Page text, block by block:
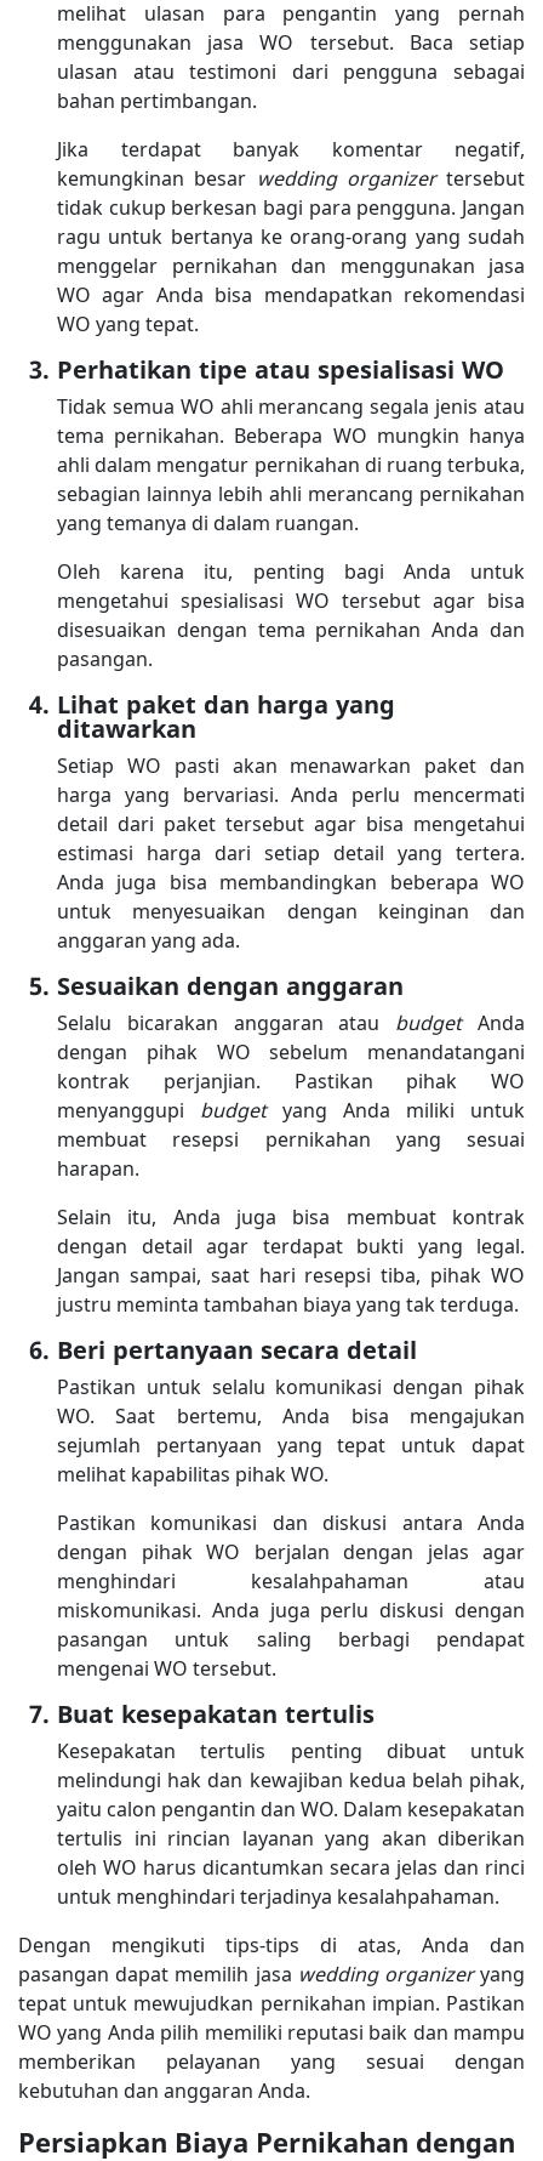
melihat ulasan para pengantin yang pernah
menggunakan jasa WO tersebut. Baca setiap
ulasan atau testimoni dari pengguna sebagai
bahan pertimbangan.
Jika terdapat banyak komentar negatif,
kemungkinan besar wedding organizer tersebut
tidak cukup berkesan bagi para pengguna. Jangan
ragu untuk bertanya ke orang-orang yang sudah
menggelar pernikahan dan menggunakan jasa
WO agar Anda bisa mendapatkan rekomendasi
WO yang tepat.
Perhatikan tipe atau spesialisasi WO
Tidak semua WO ahli merancang segala jenis atau
tema pernikahan. Beberapa WO mungkin hanya
ahli dalam mengatur pernikahan di ruang terbuka,
sebagian lainnya lebih ahli merancang pernikahan
yang temanya di dalam ruangan.
Oleh karena itu, penting bagi Anda untuk
mengetahui spesialisasi WO tersebut agar bisa
disesuaikan dengan tema pernikahan Anda dan
pasangan.
Lihat paket dan harga yang
ditawarkan
Setiap WO pasti akan menawarkan paket dan
harga yang bervariasi. Anda perlu mencermati
detail dari paket tersebut agar bisa mengetahui
estimasi harga dari setiap detail yang tertera.
Anda juga bisa membandingkan beberapa WO
untuk menyesuaikan dengan keinginan dan
anggaran yang ada.
Sesuaikan dengan anggaran
Selalu bicarakan anggaran atau budgetAnda
dengan pihak WO sebelum menandatangani
kontrak perjanjian. Pastikan pihak WO
menyanggupi budget yang Anda miliki untuk
membuat resepsi pernikahan yang sesuai
harapan.
Selain itu, Anda juga bisa membuat kontrak
dengan detail agar terdapat bukti yang legal.
Jangan sampai, saat hari resepsi tiba, pihak WO
justru meminta tambahan biaya yang tak terduga.
Beri pertanyaan secara detail
Pastikan untuk selalu komunikasi dengan pihak
WO. Saat bertemu, Anda bisa mengajukan
sejumlah pertanyaan yang tepat untuk dapat
melihat kapabilitas pihak WO.
Pastikan komunikasi dan diskusi antara Anda
dengan pihak WO berjalan dengan jelas agar
menghindari kesalahpahaman atau
miskomunikasi. Anda juga perlu diskusi dengan
pasangan untuk saling berbagi pendapat
mengenai WO tersebut.
Buat kesepakatan tertulis
Kesepakatan tertulis penting dibuat untuk
melindungi hak dan kewajiban kedua belah pihak,
yaitu calon pengantin dan WO. Dalam kesepakatan
tertulis ini rincian layanan yang akan diberikan
oleh WO harus dicantumkan secara jelas dan rinci
untuk menghindari terjadinya kesalahpahaman.
Dengan mengikuti tips-tips di atas, Anda dan
pasangan dapat memilih jasa wedding organizeryang
tepat untuk mewujudkan pernikahan impian. Pastikan
WO yang Anda pilih memiliki reputasi baik dan mampu
memberikan pelayanan yang sesuai dengan
kebutuhan dan anggaran Anda.
Persiapkan Biaya Pernikahan dengan